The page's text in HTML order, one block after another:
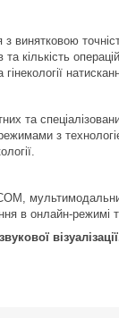
винятковою
кількість операцій.
та
з
в онлайн-режимі